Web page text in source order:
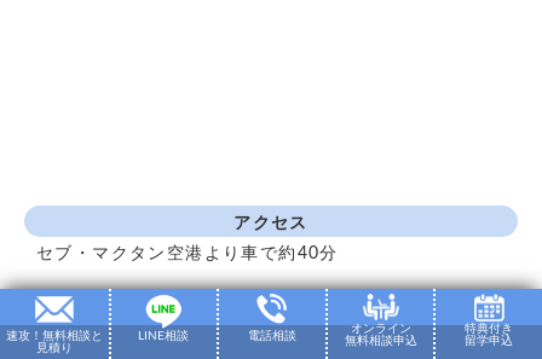
速攻！無料相談と
見積り
LINE相談 電話相談
オンライン
無料相談申込
特典付き
留学申込
アクセス
セブ・マクタン空港より車で約40分
代表連絡先
+63-32）253-8188